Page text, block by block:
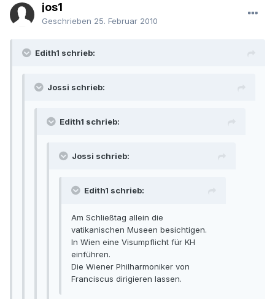
jos1
Geschrieben 25. Februar 2010
Edith1 schrieb:
Jossi schrieb:
Edith1 schrieb:
Jossi schrieb:
Edith1 schrieb:
Am Schließtag allein die
vatikanischen Museen besichtigen.
In Wien eine Visumpflicht für KH
einführen.
Die Wiener Philharmoniker von
Franciscus dirigieren lassen.